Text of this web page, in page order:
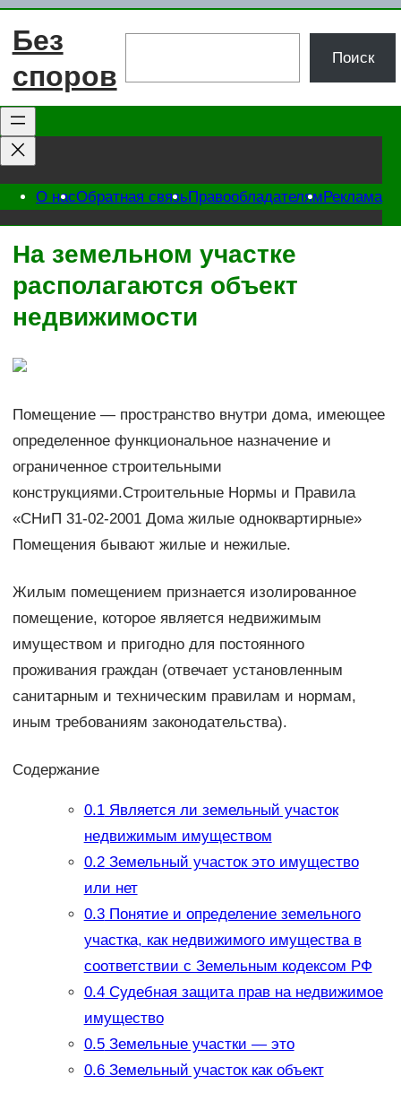
Перейти
Без
споров
Поиск
О насОбратная связьПравообладателямРеклама
На земельном участке
располагаются объект
недвижимости
Помещение — пространство внутри дома, имеющее
определенное функциональное назначение и
ограниченное строительными
конструкциями.Строительные Нормы и Правила
«СНиП 31-02-2001 Дома жилые одноквартирные»
Помещения бывают жилые и нежилые.
Жилым помещением признается изолированное
помещение, которое является недвижимым
имуществом и пригодно для постоянного
проживания граждан (отвечает установленным
санитарным и техническим правилам и нормам,
иным требованиям законодательства).
Содержание
0.1Является ли земельный участок
недвижимым имуществом
0.2Земельный участок это имущество
или нет
0.3Понятие и определение земельного
участка, как недвижимого имущества в
соответствии с Земельным кодексом РФ
0.4Судебная защита прав на недвижимое
имущество
0.5Земельные участки — это
0.6Земельный участок как объект